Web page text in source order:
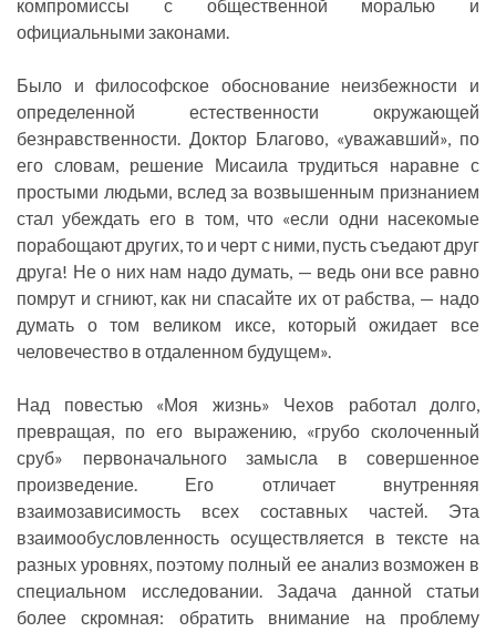
компромиссы с общественной моралью и
официальными законами.
Было и философское обоснование неизбежности и
определенной естественности окружающей
безнравственности. Доктор Благово, «уважавший», по
его словам, решение Мисаила трудиться наравне с
простыми людьми, вслед за возвышенным признанием
стал убеждать его в том, что «если одни насекомые
порабощают других, то и черт с ними, пусть съедают друг
друга! Не о них нам надо думать, — ведь они все равно
помрут и сгниют, как ни спасайте их от рабства, — надо
думать о том великом иксе, который ожидает все
человечество в отдаленном будущем».
Над повестью «Моя жизнь» Чехов работал долго,
превращая, по его выражению, «грубо сколоченный
сруб» первоначального замысла в совершенное
произведение. Его отличает внутренняя
взаимозависимость всех составных частей. Эта
взаимообусловленность осуществляется в тексте на
разных уровнях, поэтому полный ее анализ возможен в
специальном исследовании. Задача данной статьи
более скромная: обратить внимание на проблему